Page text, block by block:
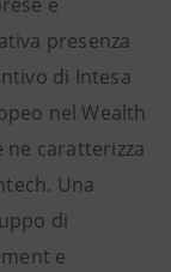
presenza
di Intesa
nel Wealth
ne caratterizza
Una
di
e